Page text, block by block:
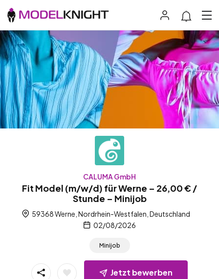
CALUMA GmbH
Fit Model (m/w/d) für Werne – 26,00 € /
Stunde – Minijob
59368 Werne, Nordrhein-Westfalen, Deutschland
02/08/2026
Minijob
Jetzt bewerben